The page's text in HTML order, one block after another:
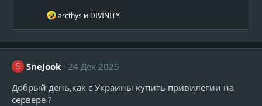
Р
а
ц
и
и
arcthys и DIVINITY
S SneJook 24 Дек 2025
Добрый день,как с Украины купить привилегии на
сервере ?